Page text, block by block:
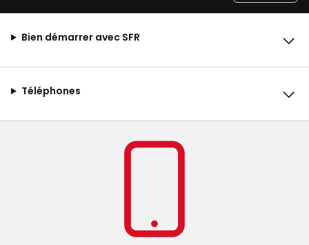
Bien démarrer avec SFR
Téléphones